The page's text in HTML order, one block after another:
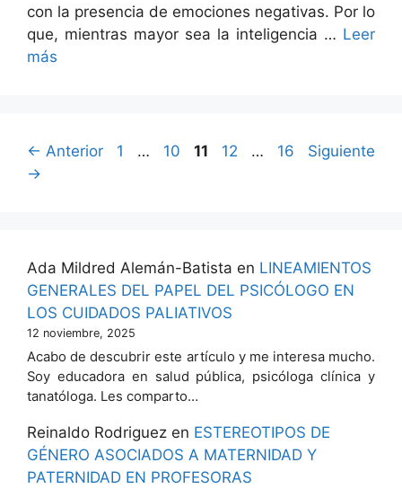
con la pres­en­cia de emo­ciones neg­a­ti­vas. Por lo
que, mien­tras may­or sea la inteligen­cia … Leer
más
← Anterior Página
1 … Página
10 Página
11 Página
12 … Página
16
Siguiente
→
Ada Mildred Alemán-Batista en LINEAMIENTOS
GENERALES DEL PAPEL DEL PSICÓLOGO EN
LOS CUIDADOS PALIATIVOS
12 noviembre, 2025
Acabo de descubrir este artículo y me interesa mucho.
Soy educadora en salud pública, psicóloga clínica y
tanatóloga. Les comparto…
Reinaldo Rodriguez en ESTEREOTIPOS DE
GÉNERO ASOCIADOS A MATERNIDAD Y
PATERNIDAD EN PROFESORAS